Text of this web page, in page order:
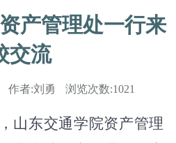
产管理处一行来
交流
作者:刘勇 浏览次数:1021
山东交通学院资产管理